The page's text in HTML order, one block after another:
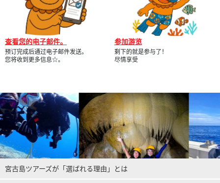
查看您的电子邮件。
预订完成后通过电子邮件发送。
您将收到更多信息☆。
参加游览
剩下的就是参与了！
尽情享受
宮古島ツアーズが「選ばれる理由」とは